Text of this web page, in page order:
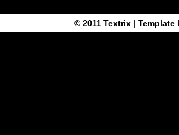
© 2011 Textrix| Template